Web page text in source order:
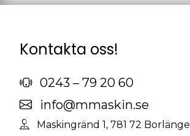
Kontakta oss!
0243 – 79 20 60
info@mmaskin.se
Maskingränd 1, 781 72 Borlänge